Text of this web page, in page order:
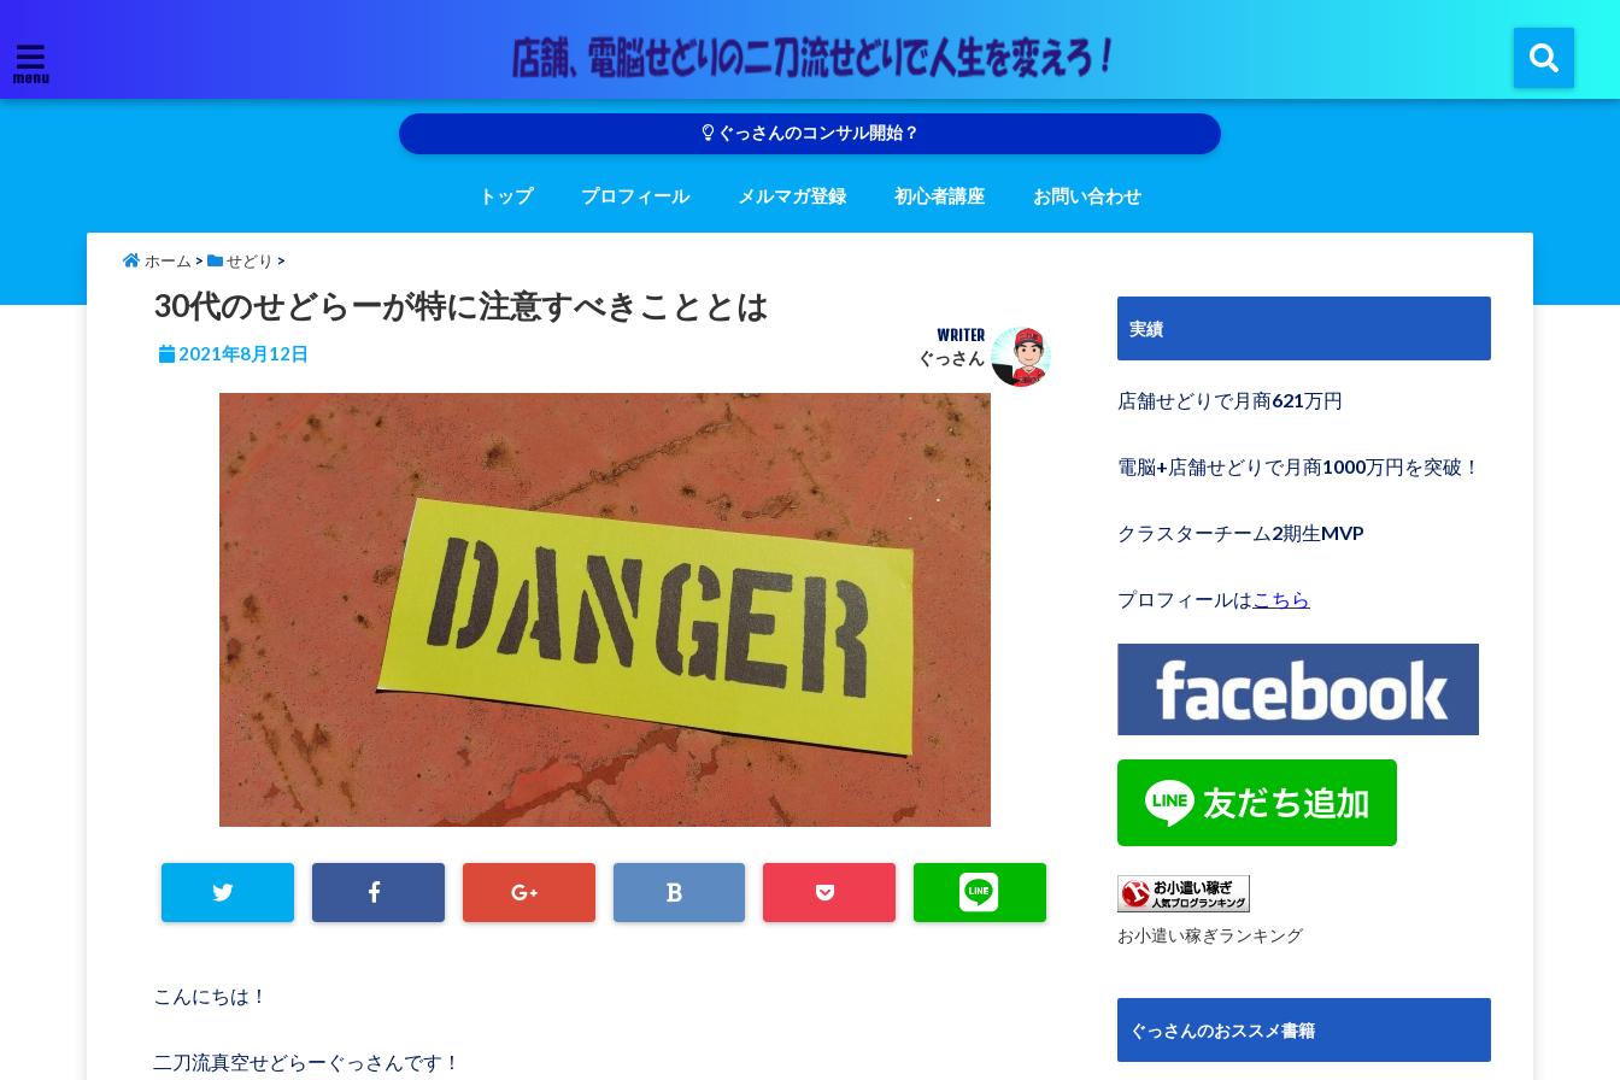
menu
ぐっさんのコンサル開始？
トップ プロフィール メルマガ登録 初心者講座 お問い合わせ
ホーム > せどり >
30代のせどらーが特に注意すべきこととは
2021年8月12日
WRITER
ぐっさん
こんにちは！
二刀流真空せどらーぐっさんです！
実績
店舗せどりで月商621万円
電脳+店舗せどりで月商1000万円を突破！
クラスターチーム2期生MVP
プロフィールはこちら
お小遣い稼ぎランキング
ぐっさんのおススメ書籍